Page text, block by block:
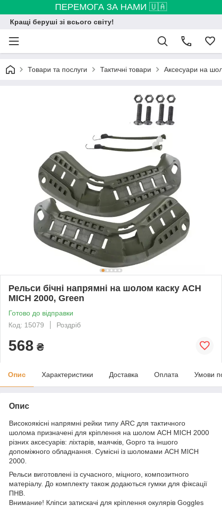
ПЕРЕМОГА ЗА НАМИ 🇺🇦
Кращі беруші зі всього світу!
Товари та послуги Тактичні товари Аксесуари на
Рельси бічні напрямні на шолом каску ACH
MICH 2000, Green
Готово до відправки
Код: 15079
Роздріб
568 ₴
Опис Характеристики Доставка Оплата Умови
Опис
Високоякісні напрямні рейки типу ARC для тактичного
шолома призначені для кріплення на шолом ACH MICH 2000
різних аксесуарів: ліхтарів, маячків, Gopro та іншого
допоміжного обладнання. Сумісні із шоломами ACH MICH
2000.
Рельси виготовлені із сучасного, міцного, композитного
матеріалу. До комплекту також додаються гумки для фіксації
ПНВ.
Внимание! Кліпси затискачі для кріплення окулярів Goggles